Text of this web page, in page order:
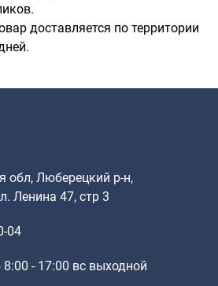
доставляется по территории
обл, Люберецкий р-н,
Ленина 47, стр 3
04
8:00 - 17:00 вс выходной